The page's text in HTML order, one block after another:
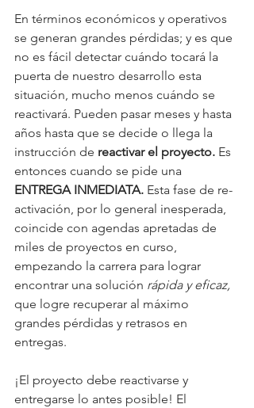
En términos económicos y operativos
se generan grandes pérdidas; y es que
no es fácil detectar cuándo tocará la
puerta de nuestro desarrollo esta
situación, mucho menos cuándo se
reactivará. Pueden pasar meses y hasta
años hasta que se decide o llega la
instrucción de reactivar el proyecto. Es
entonces cuando se pide una
ENTREGA INMEDIATA. Esta fase de re-
activación, por lo general inesperada,
coincide con agendas apretadas de
miles de proyectos en curso,
empezando la carrera para lograr
encontrar una solución rápida y eficaz,
que logre recuperar al máximo
grandes pérdidas y retrasos en
entregas.
¡El proyecto debe reactivarse y
entregarse lo antes posible! El